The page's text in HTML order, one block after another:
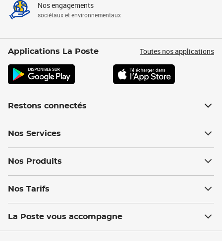
Nos engagements
sociétaux et environnementaux
Applications La Poste Toutes nos applications
Restons connectés
Nos Services
Nos Produits
Nos Tarifs
La Poste vous accompagne